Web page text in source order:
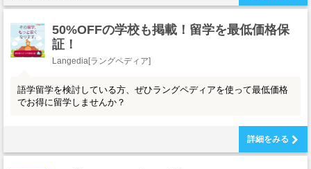
50%OFFの学校も掲載！留学を最低価格保
証！
Langedia[ラングペディア]
語学留学を検討している方、ぜひラングペディアを使って最低価格
でお得に留学しませんか？
詳細をみる